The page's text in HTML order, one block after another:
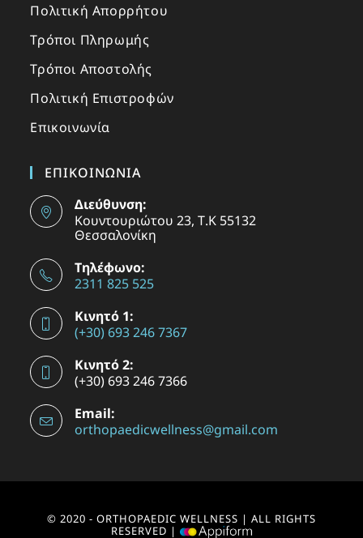
Πολιτική Απορρήτου
Τρόποι Πληρωμής
Τρόποι Αποστολής
Πολιτική Επιστροφών
Επικοινωνία
ΕΠΙΚΟΙΝΩΝΙΑ
Διεύθυνση:
Κουντουριώτου 23, Τ.Κ 55132
Θεσσαλονίκη
Τηλέφωνο:
2311 825 525
Κινητό 1:
(+30) 693 246 7367
Κινητό 2:
(+30) 693 246 7366
Email:
orthopaedicwellness@gmail.com
© 2020 - ORTHOPAEDIC WELLNESS | ALL RIGHTS
RESERVED |